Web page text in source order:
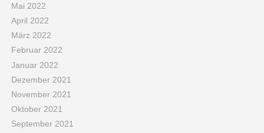
Mai 2022
April 2022
März 2022
Februar 2022
Januar 2022
Dezember 2021
November 2021
Oktober 2021
September 2021